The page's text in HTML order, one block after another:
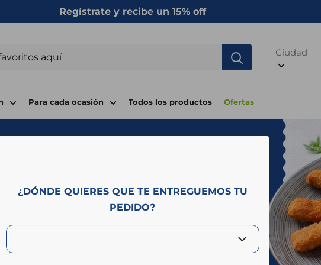
Regístrate y recibe un 15% off
¿DÓNDE QUIERES QUE TE ENTREGUEMOS TU
PEDIDO?
Ciudad
Para cada ocasión Todos los productos Ofertas